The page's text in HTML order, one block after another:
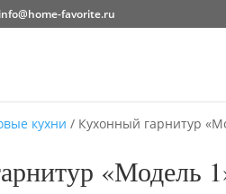
info@home-favorite.ru
кухни / Кухонный гарнитур
«Модель